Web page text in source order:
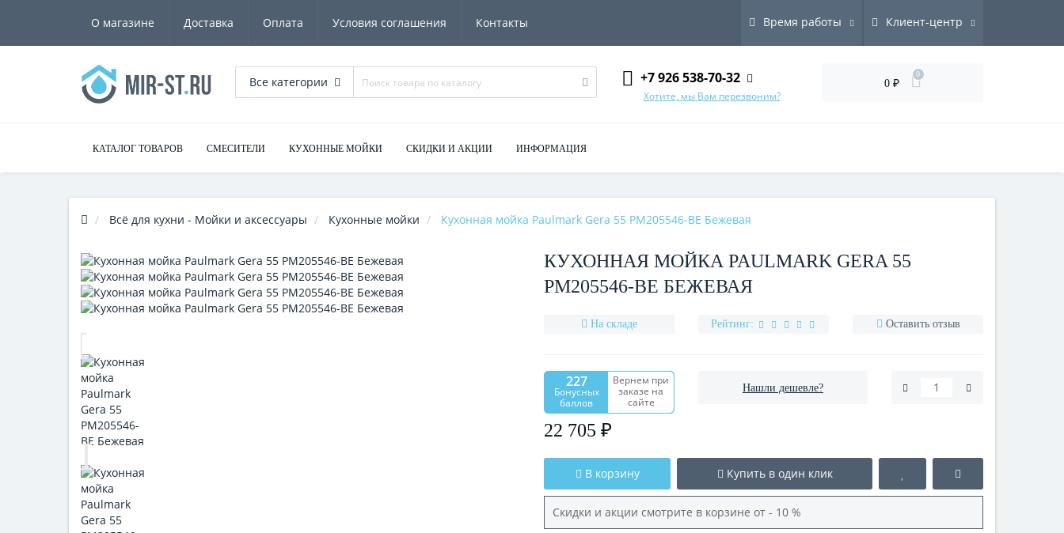
О магазине Доставка Оплата Условия соглашения Контакты Время работы Клиент-центр
Все категории +7 926 538-70-32
Хотите, мы Вам перезвоним?
0 ₽
0
КАТАЛОГ ТОВАРОВ СМЕСИТЕЛИ КУХОННЫЕ МОЙКИ СКИДКИ И АКЦИИ ИНФОРМАЦИЯ
Всё для кухни - Мойки и аксессуары Кухонные мойки Кухонная мойка Paulmark Gera 55 PM205546-BE Бежевая
КУХОННАЯ МОЙКА PAULMARK GERA 55
PM205546-BE БЕЖЕВАЯ
На складе Рейтинг: Оставить отзыв
227
Бонусных
баллов
Вернем при
заказе на
сайте
22 705 ₽
Нашли дешевле?
В корзину Купить в один клик
Скидки и акции смотрите в корзине от - 10 %